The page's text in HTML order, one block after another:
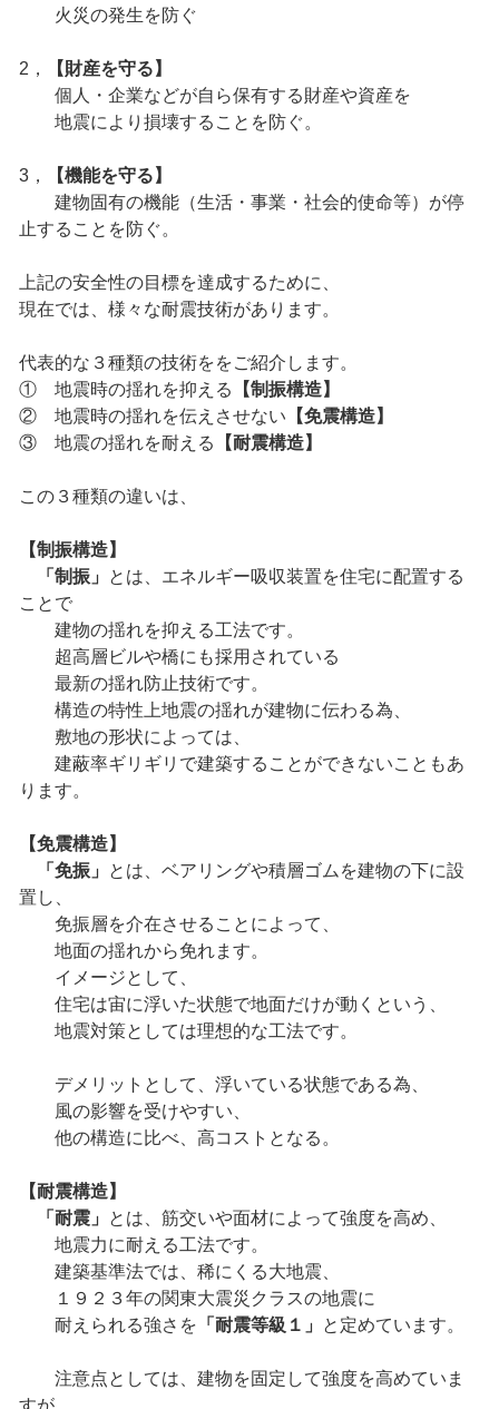
火災の発生を防ぐ
2，
【財産を守る】
個人・企業などが自ら保有する財産や資産を
地震により損壊することを防ぐ。
3，
【機能を守る】
建物固有の機能（生活・事業・社会的使命等）が停
止することを防ぐ。
上記の安全性の目標を達成するために、
現在では、様々な耐震技術があります。
代表的な３種類の技術ををご紹介します。
① 地震時の揺れを抑える
【制振構造】
② 地震時の揺れを伝えさせない 【免震構造】
③ 地震の揺れを耐える
【耐震構造】
この３種類の違いは、
【制振構造】
「制振」
とは、エネルギー吸収装置を住宅に配置する
ことで
建物の揺れを抑える工法です。
超高層ビルや橋にも採用されている
最新の揺れ防止技術です。
構造の特性上地震の揺れが建物に伝わる為、
敷地の形状によっては、
建蔽率ギリギリで建築することができないこともあ
ります。
【免震構造】
「免振」
とは、ベアリングや積層ゴムを建物の下に設
置し、
免振層を介在させることによって、
地面の揺れから免れます。
イメージとして、
住宅は宙に浮いた状態で地面だけが動くという、
地震対策としては理想的な工法です。
デメリットとして、浮いている状態である為、
風の影響を受けやすい、
他の構造に比べ、高コストとなる。
【耐震構造】
「耐震」
とは、筋交いや面材によって強度を高め、
地震力に耐える工法です。
建築基準法では、稀にくる大地震、
１９２３年の関東大震災クラスの地震に
耐えられる強さを 「耐震等級１」 と定めています。
注意点としては、建物を固定して強度を高めていま